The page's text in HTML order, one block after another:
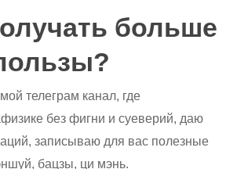
больше
телеграм канал, где
без фигни и суеверий, даю
записываю для вас полезные
, бацзы, ци мэнь.